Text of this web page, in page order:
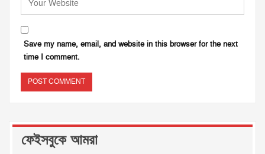
Save my name, email, and website in this browser for the next
time I comment.
ফেইসবুকে আমরা